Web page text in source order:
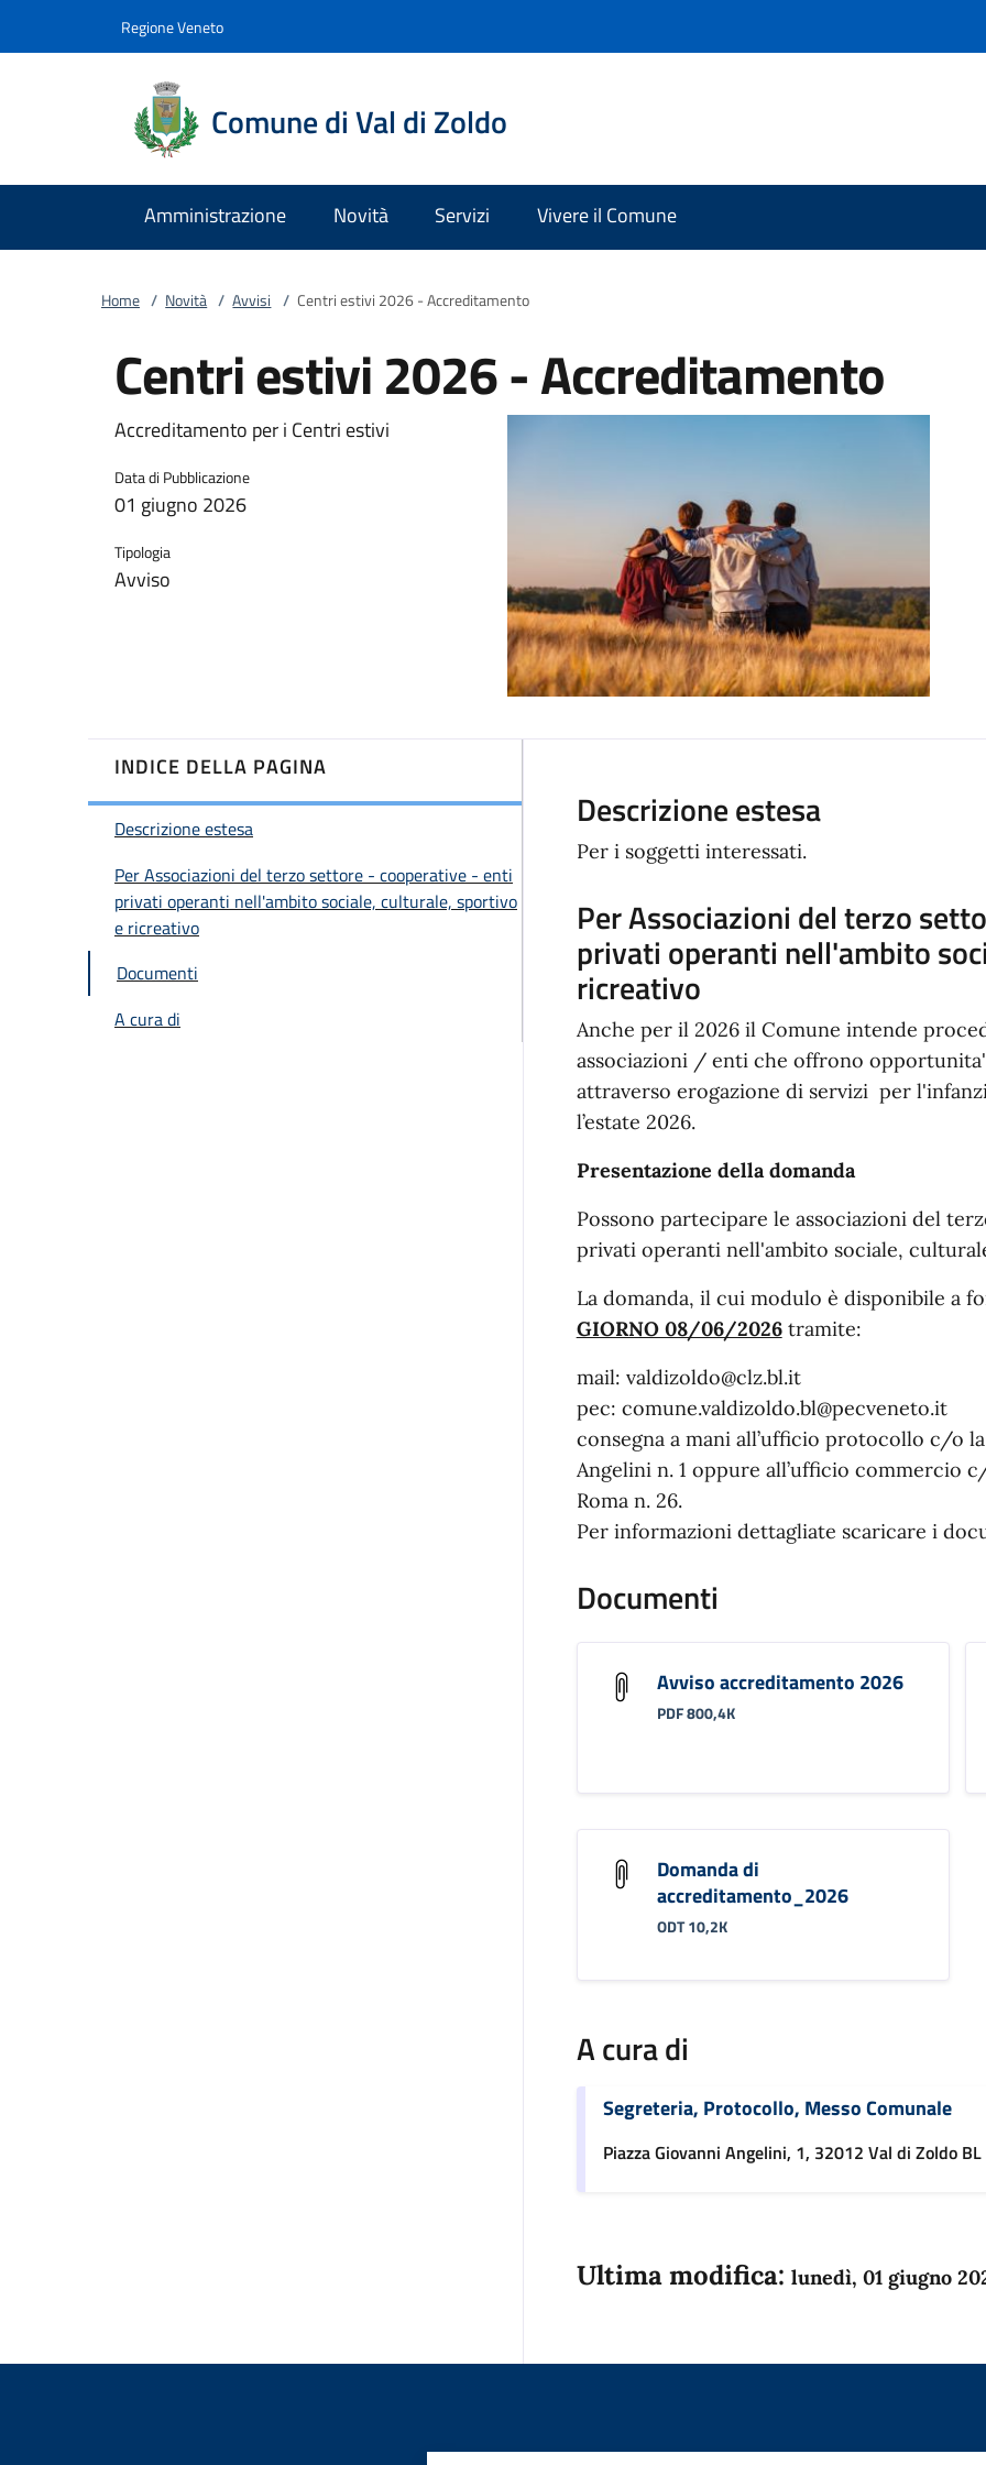
Regione Veneto
Comune di Val di Zoldo
Amministrazione Novità Servizi Vivere il Comune
Home / Novità / Avvisi / Centri estivi 2026 - Accreditamento
Centri estivi 2026 - Accreditamento
Accreditamento per i Centri estivi
Data di Pubblicazione
01 giugno 2026
Tipologia
Avviso
INDICE DELLA PAGINA
Descrizione estesa
Per Associazioni del terzo settore - cooperative - enti
privati operanti nell'ambito sociale, culturale, sportivo
e ricreativo
Documenti
A cura di
Descrizione estesa
Per i soggetti interessati.
Per Associazioni del terzo
privati operanti nell'ambito
ricreativo
Anche per il 2026 il Comune intende
associazioni / enti che offrono
attraverso erogazione di servizi per
l’estate 2026.
Presentazione della domanda
Possono partecipare le associazioni del
privati operanti nell'ambito sociale,
La domanda, il cui modulo è disponibile a
GIORNO 08/06/2026tramite:
mail: valdizoldo@clz.bl.it
pec: comune.valdizoldo.bl@pecveneto.it
consegna a mani all’ufficio protocollo c/o
Angelini n. 1 oppure all’ufficio commercio
Roma n. 26.
Per informazioni dettagliate scaricare i
Documenti
Avviso accreditamento 2026
PDF 800,4K
Domanda di
accreditamento_2026
ODT 10,2K
A cura di
Segreteria, Protocollo, Messo Comunale
Piazza Giovanni Angelini, 1, 32012 Val di Zoldo BL
Ultima modifica: lunedì, 01 giugno